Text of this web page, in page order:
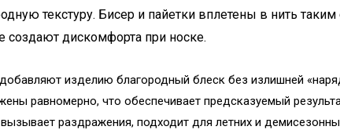
текстуру. Бисер и пайетки вплетены в нить
создают дискомфорта при носке.
изделию благородный блеск без излишней
равномерно, что обеспечивает предсказуемый
вызывает раздражения, подходит для летних и